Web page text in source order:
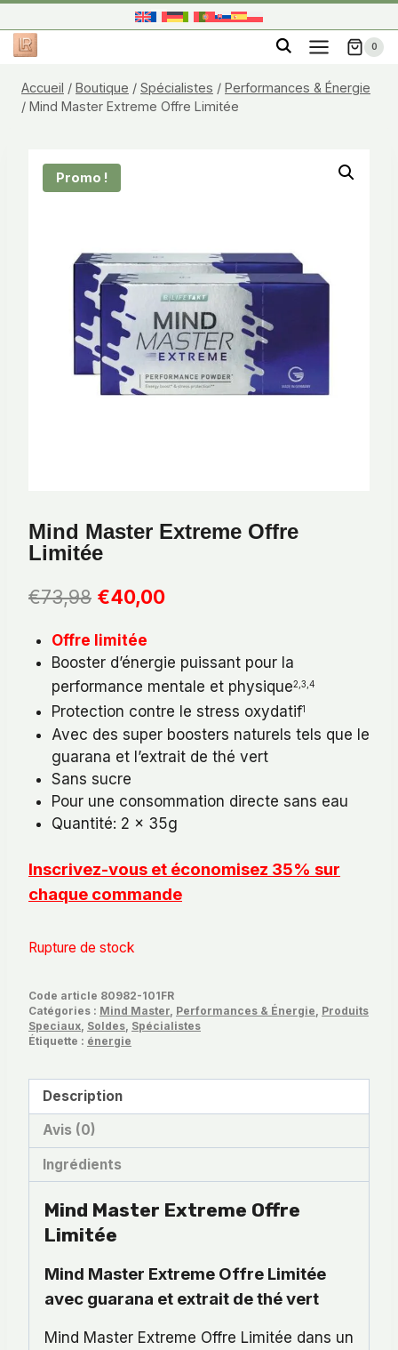
au
contenu
0
Accueil / Boutique / Spécialistes / Performances & Énergie
/ Mind Master Extreme Offre Limitée
Promo !
Mind Master Extreme Offre
Limitée
€73,98 Le
initial
était :
€73,98.
€40,00Le
actuel
est :
€40,00.
Offre limitée
Booster d’énergie puissant pour la
performance mentale et physique2,3,4
Protection contre le stress oxydatif1
Avec des super boosters naturels tels que le
guarana et l’extrait de thé vert
Sans sucre
Pour une consommation directe sans eau
Quantité: 2 x 35g
Inscrivez-vous et économisez 35% sur
chaque commande
Rupture de stock
Code article 80982-101FR
Catégories : Mind Master, Performances & Énergie, Produits
Speciaux, Soldes, Spécialistes
Étiquette : énergie
Description
Avis (0)
Ingrédients
Mind Master Extreme Offre
Limitée
Mind Master Extreme Offre Limitée
avec guarana et extrait de thé vert
Mind Master Extreme Offre Limitée dans un